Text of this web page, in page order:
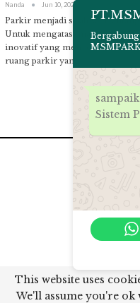
Nanda Jun 10, 2023
Parkir menjadi salah satu
Untuk mengatasi masalah ini,
inovatif yang memanfaatkan
ruang parkir yang…
© 2026 - PT.MSM
This website uses
We'll assume you're
Sistem